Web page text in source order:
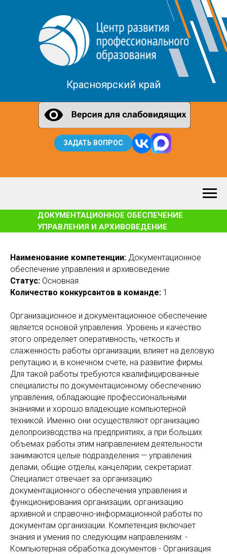
Красноярский край
ЗАДАТЬ ВОПРОС
ДОКУМЕНТАЦИОННОЕ ОБЕСПЕЧЕНИЕ
УПРАВЛЕНИЯ И АРХИВОВЕДЕНИЕ
Наименование компетенции: Документационное
обеспечение управления и архивоведение
Статус: Основная
Количество конкурсантов в команде: 1
Организационное и документационное обеспечение
является основой управления. Уровень и качество
этого определяет оперативность, четкость и
слаженность работы организации, влияет на деловую
репутацию и, в конечном счете, на развитие фирмы.
Для такой работы требуются квалифицированные
специалисты по документационному обеспечению
управления, обладающие профессиональными
знаниями и хорошо владеющие компьютерной
техникой. Именно они осуществляют организацию
делопроизводства на предприятиях, а при больших
объемах работы этим направлением деятельности
занимаются целые подразделения — управления
делами, общие отделы, канцелярии, секретариат.
Специалист отвечает за организацию
документационного обеспечения управления и
функционирования организации, организацию
архивной и справочно-информационной работы по
документам организации. Компетенция включает
знания и умения по следующим направлениям: -
Компьютерная обработка документов - Организация